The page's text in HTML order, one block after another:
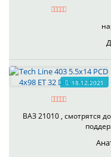
18.12.2021
ВАЗ 21010 , смотрятся